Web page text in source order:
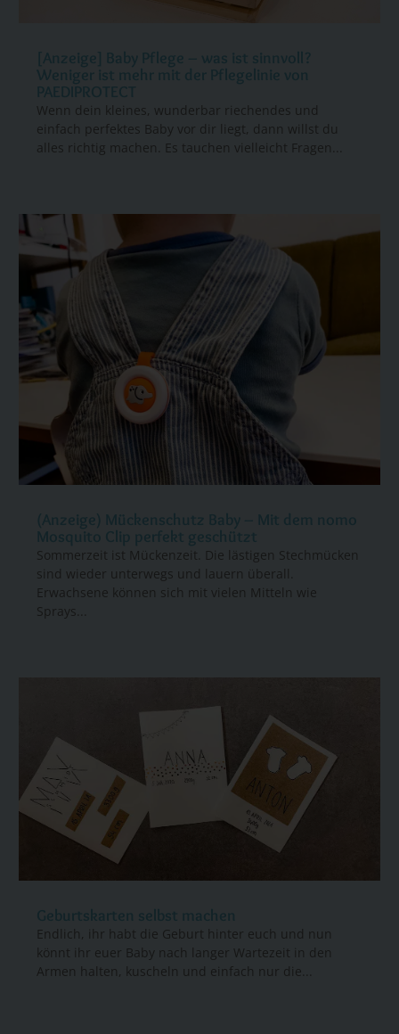
[Anzeige] Baby Pflege – was ist sinnvoll?
Weniger ist mehr mit der Pflegelinie von
PAEDIPROTECT
Wenn dein kleines, wunderbar riechendes und
einfach perfektes Baby vor dir liegt, dann willst du
alles richtig machen. Es tauchen vielleicht Fragen...
(Anzeige) Mückenschutz Baby – Mit dem nomo
Mosquito Clip perfekt geschützt
Sommerzeit ist Mückenzeit. Die lästigen Stechmücken
sind wieder unterwegs und lauern überall.
Erwachsene können sich mit vielen Mitteln wie
Sprays...
Geburtskarten selbst machen
Endlich, ihr habt die Geburt hinter euch und nun
könnt ihr euer Baby nach langer Wartezeit in den
Armen halten, kuscheln und einfach nur die...